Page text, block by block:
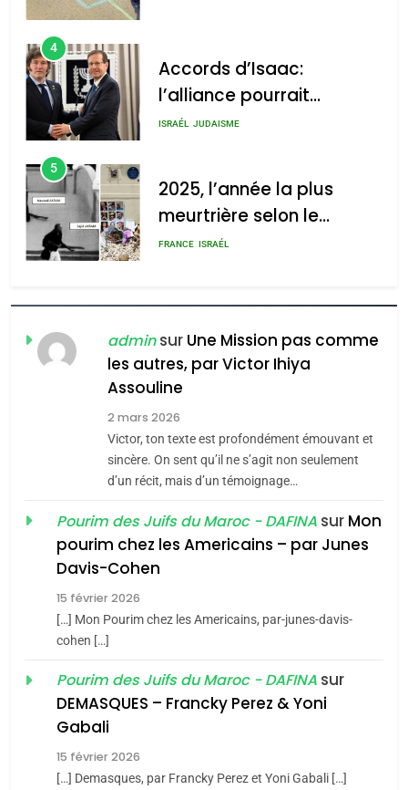
2025, l’année la plus
meurtrière selon le rapport
l’antisémitisme
admin 0
4
Accords d’Isaac:
l’alliance pourrait
s’étendre à 13 pays
ISRAÉL JUDAISME
5
2025, l’année la plus
meurtrière selon le
rapport d’ADL contre
FRANCE ISRAÉL
FIÈRE, DIGNE ET RÉSILIENTE :
POURQUOI JE REVENDIQUE
MA JUDAÏTE par Thérèse
Zrihen-Dvir
ISRAÉL JUDAISME
CE QUI NOUS MANQUE –
Jacques Hadida
JUDAISME
Maroc : Les amandes de
Tafraout, le miel de Tadla
du terroir
Oeil ravageur – Vanessa
De Loya Stauber
adminsur Une Mission pas comme
les autres, par Victor Ihiya
Assouline
2 mars 2026
Victor, ton texte est profondément émouvant et
sincère. On sent qu’il ne s’agit non seulement
d’un récit, mais d’un témoignage…
Pourim des Juifs du Maroc - DAFINA sur Mon
pourim chez les Americains – par Junes
Davis-Cohen
15 février 2026
[…] Mon Pourim chez les Americains, par-junes-davis-
cohen […]
Pourim des Juifs du Maroc - DAFINA sur
DEMASQUES – Francky Perez & Yoni
Gabali
15 février 2026
[…] Demasques, par Francky Perez et Yoni Gabali […]
meurtrière selon le rapport